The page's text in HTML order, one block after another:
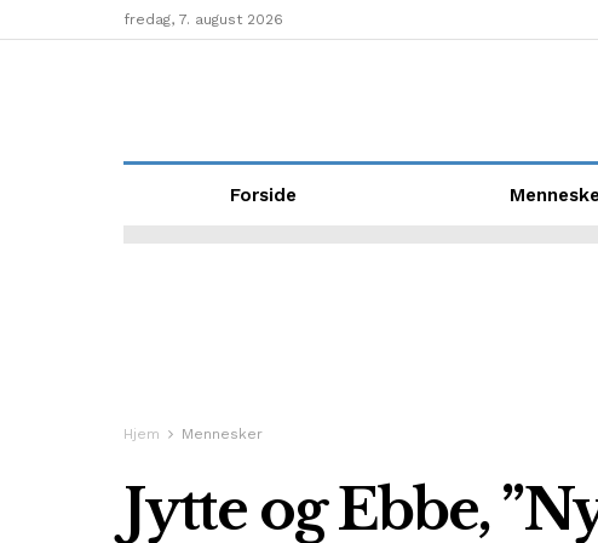
fredag, 7. august 2026
Forside
Hjem Mennesker
Jytte og Ebbe,